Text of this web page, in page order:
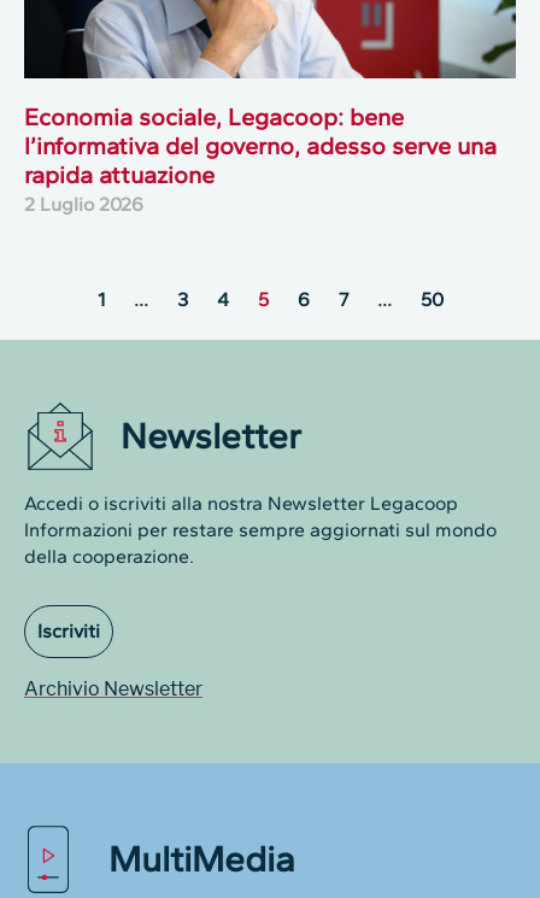
Economia sociale, Legacoop: bene
l’informativa del governo, adesso serve una
rapida attuazione
2 Luglio 2026
1 … 3 4 5 6 7 … 50
Newsletter
Accedi o iscriviti alla nostra Newsletter Legacoop
Informazioni per restare sempre aggiornati sul mondo
della cooperazione.
Iscriviti
Archivio Newsletter
MultiMedia